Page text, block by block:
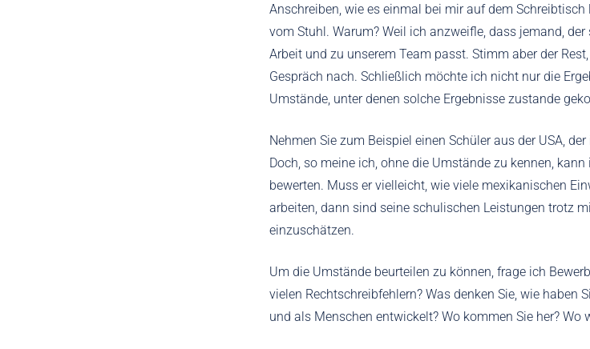
Anschreiben, wie es einmal bei mir auf dem
vom Stuhl. Warum? Weil ich anzweifle, dass jemand,
Arbeit und zu unserem Team passt. Stimm aber der
Gespräch nach. Schließlich möchte ich nicht nur die
Umstände, unter denen solche Ergebnisse zustande
Nehmen Sie zum Beispiel einen Schüler aus der USA,
Doch, so meine ich, ohne die Umstände zu kennen,
bewerten. Muss er vielleicht, wie viele mexikanischen
arbeiten, dann sind seine schulischen Leistungen trotz
einzuschätzen.
Um die Umstände beurteilen zu können, frage ich
vielen Rechtschreibfehlern? Was denken Sie, wie haben
und als Menschen entwickelt? Wo kommen Sie her? Wo